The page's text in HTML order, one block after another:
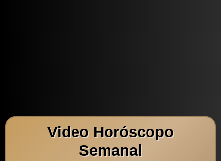
Video Horóscopo
Semanal